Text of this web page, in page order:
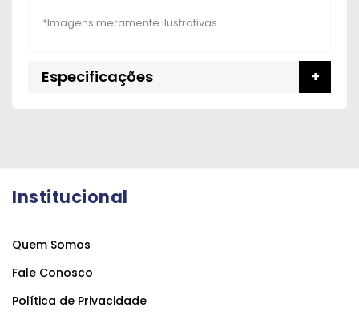
Especificações
Institucional
Quem Somos
Fale Conosco
Política de Privacidade